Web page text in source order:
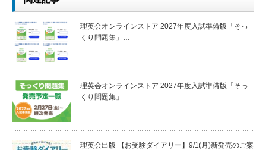
理英会オンラインストア 2027年度入試準備版「そっ
くり問題集」…
理英会オンラインストア 2027年度入試準備版「そっ
くり問題集」…
理英会出版 【お受験ダイアリー】9/1(月)新発売のご案